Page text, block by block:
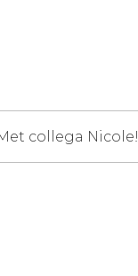
collega Nicole!